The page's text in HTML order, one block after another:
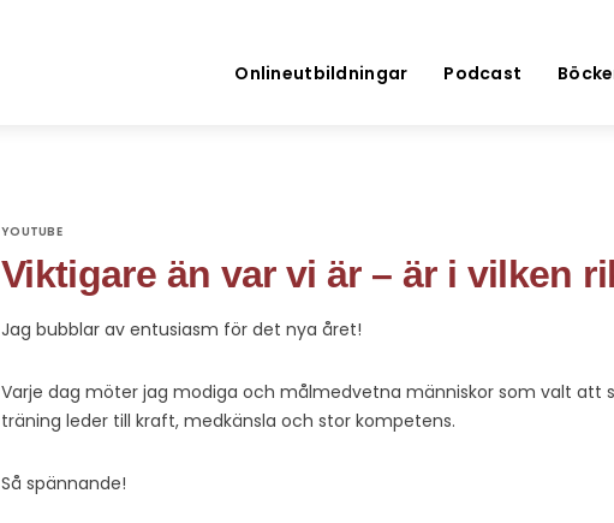
Onlineutbildningar Podcast
YOUTUBE
Viktigare än var vi är – är i vilken
Jag bubblar av entusiasm för det nya året!
Varje dag möter jag modiga och målmedvetna människor som valt att
träning leder till kraft, medkänsla och stor kompetens.
Så spännande!